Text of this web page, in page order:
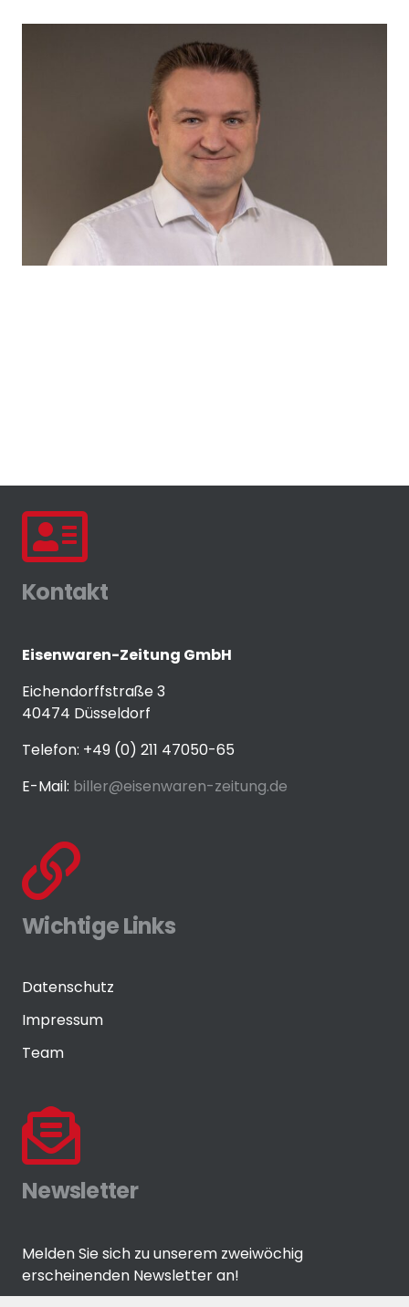
Kontakt
Eisenwaren-Zeitung GmbH
Eichendorffstraße 3
40474 Düsseldorf
Telefon: +49 (0) 211 47050-65
E-Mail: biller@eisenwaren-zeitung.de
Wichtige Links
Datenschutz
Impressum
Team
Newsletter
Melden Sie sich zu unserem zweiwöchig
erscheinenden Newsletter an!